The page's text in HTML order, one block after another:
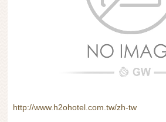
http://www.h2ohotel.com.tw/zh-tw